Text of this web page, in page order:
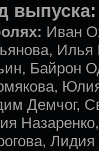
выпуска:
Иван
Илья
Байрон
Демчог,